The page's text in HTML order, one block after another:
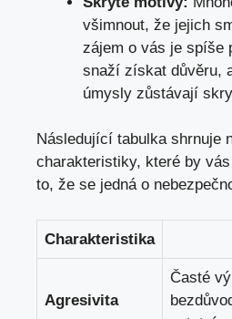
všimnout, že jejich
zájem o vás je spíše
snaží získat důvěru,
úmysly zůstávají
Následující tabulka shrnuje
charakteristiky, které by
to, že se jedná o
Charakteristika
Agresivita
Časté